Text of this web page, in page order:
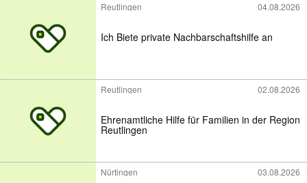
Reutlingen 04.08.2026
Ich Biete private Nachbarschaftshilfe an
Reutlingen 02.08.2026
Ehrenamtliche Hilfe für Familien in der Region
Reutlingen
Nürtingen 03.08.2026